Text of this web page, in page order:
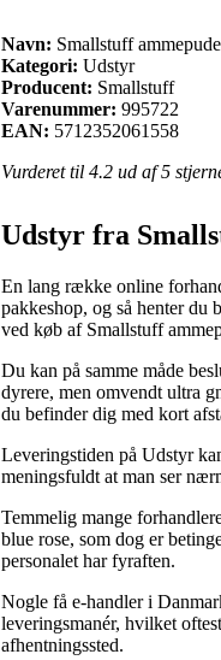
Navn: Smallstuff
Kategori: Udstyr
Producent: Smallstuff
Varenummer: 995722
EAN: 5712352061558
Vurderet til 4.2 ud af 5
Udstyr fra
En lang række online
pakkeshop, og så henter du
ved køb af Smallstuff
Du kan på samme måde
dyrere, men omvendt ultra
du befinder dig med kort
Leveringstiden på Udstyr
meningsfuldt at man ser
Temmelig mange
blue rose, som dog er
personalet har fyraften.
Nogle få e-handler i
leveringsmanér, hvilket
afhentningssted.